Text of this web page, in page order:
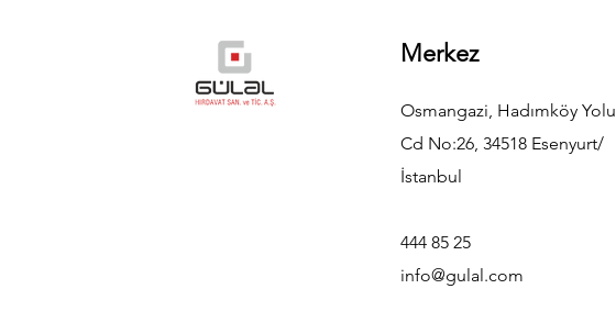
Merkez
Osmangazi, Hadımköy Yolu
Cd No:26, 34518 Esenyurt/
İstanbul
444 85 25
info@gulal.com